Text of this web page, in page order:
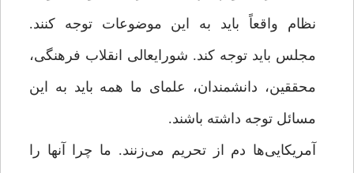
نظام واقعاً باید به این موضوعات توجه کنند.
مجلس باید توجه کند. شورایعالی انقلاب فرهنگی،
محققین، دانشمندان، علمای ما همه باید به این
مسائل توجه داشته باشند.
آمریکایی‌ها دم از تحریم می‌زنند. ما چرا آنها را